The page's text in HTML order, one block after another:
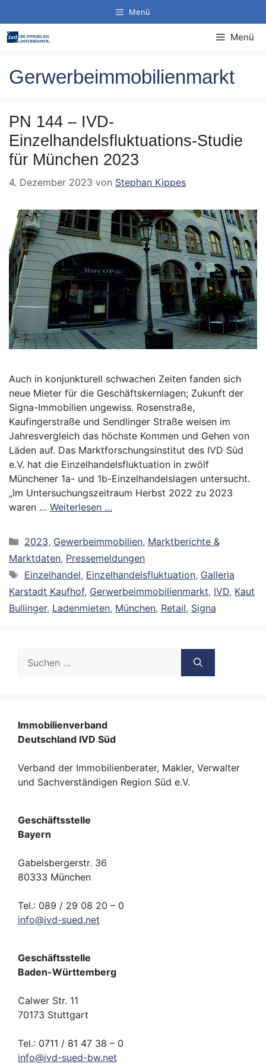
Inhalt
springen
Menü
Menü
Gerwerbeimmobilienmarkt
PN 144 – IVD-
Einzelhandelsfluktuations-Studie
für München 2023
4. Dezember 2023 von Stephan Kippes
Auch in konjunkturell schwachen Zeiten fanden sich
neue Mieter für die Geschäftskernlagen; Zukunft der
Signa-Immobilien ungewiss. Rosenstraße,
Kaufingerstraße und Sendlinger Straße weisen im
Jahresvergleich das höchste Kommen und Gehen von
Läden auf. Das Marktforschungsinstitut des IVD Süd
e.V. hat die Einzelhandelsfluktuation in zwölf
Münchener 1a- und 1b-Einzelhandelslagen untersucht.
„Im Untersuchungszeitraum Herbst 2022 zu 2023
waren … Weiterlesen …
Kategorien
2023, Gewerbeimmobilien, Marktberichte &
Marktdaten, Pressemeldungen
Schlagwörter
Einzelhandel, Einzelhandelsfluktuation, Galleria
Karstadt Kaufhof, Gerwerbeimmobilienmarkt, IVD, Kaut
Bullinger, Ladenmieten, München, Retail, Signa
nach:
Immobilienverband
Deutschland IVD Süd
Verband der Immobilienberater, Makler, Verwalter
und Sachverständigen Region Süd e.V.
Geschäftsstelle
Bayern
Gabelsbergerstr. 36
80333 München
Tel.: 089 / 29 08 20 – 0
info@ivd-sued.net
Geschäftsstelle
Baden-Württemberg
Calwer Str. 11
70173 Stuttgart
Tel.: 0711 / 81 47 38 – 0
info@ivd-sued-bw.net